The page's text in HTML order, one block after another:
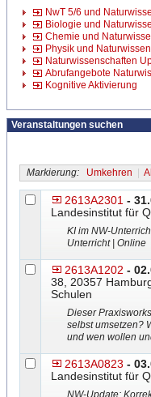
NwT 5/6 und
Biologie und
Chemie und
Physik und
Naturwissenschaften
Abrufangebote
Kognitive Aktivierung
Veranstaltungen suchen
Markierung: Umkehren
2613A2301 -
Landesinstitut für
KI im NW-
Unterricht | Online
2613A1202 -
38, 20357
Schulen
Dieser
selbst umsetzen?
und wen wollen
2613A0823 -
Landesinstitut für
NW-Update: